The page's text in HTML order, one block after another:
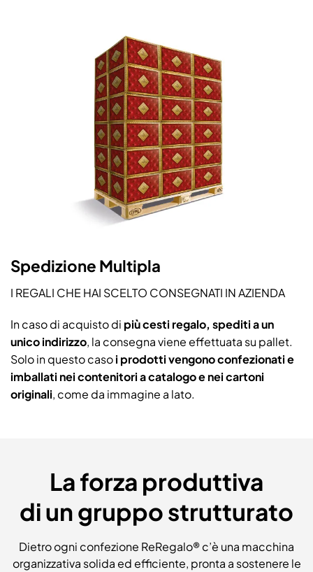
Spedizione Multipla
I REGALI CHE HAI SCELTO CONSEGNATI IN AZIENDA
In caso di acquisto di più cesti regalo, spediti a un
unico indirizzo, la consegna viene effettuata su pallet.
Solo in questo casoi prodotti vengono confezionati e
imballati nei contenitori a catalogo e nei cartoni
originali, come da immagine a lato.
La forza produttiva
di un gruppo strutturato
Dietro ogni confezione ReRegalo® c’è una macchina
organizzativa solida ed efficiente, pronta a sostenere le